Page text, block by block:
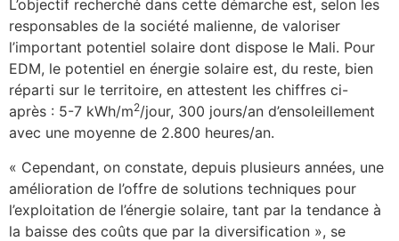
L’objectif recherché dans cette démarche est, selon les
responsables de la société malienne, de valoriser
l’important potentiel solaire dont dispose le Mali. Pour
EDM, le potentiel en énergie solaire est, du reste, bien
réparti sur le territoire, en attestent les chiffres ci-
après : 5-7 kWh/m2/jour, 300 jours/an d’ensoleillement
avec une moyenne de 2.800 heures/an.
« Cependant, on constate, depuis plusieurs années, une
amélioration de l’offre de solutions techniques pour
l’exploitation de l’énergie solaire, tant par la tendance à
la baisse des coûts que par la diversification », se